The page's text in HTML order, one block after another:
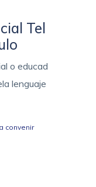
Tel
o educad
lenguaje
convenir